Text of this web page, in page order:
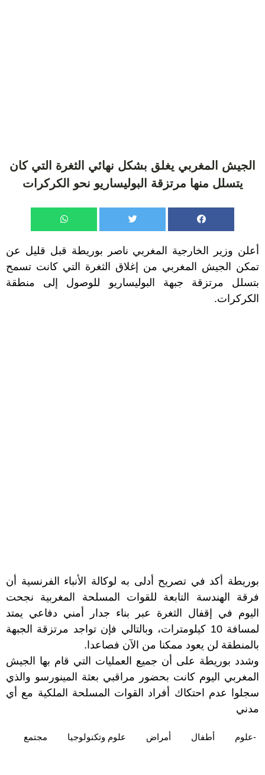
الجيش المغربي يغلق بشكل نهائي الثغرة التي كان
يتسلل منها مرتزقة البوليساريو نحو الكركرات
أعلن وزير الخارجية المغربي ناصر بوريطة قبل قليل عن
تمكن الجيش المغربي من إغلاق الثغرة التي كانت تسمح
بتسلل مرتزقة جبهة البوليساريو للوصول إلى منطقة
الكركرات.
بوريطة أكد في تصريح أدلى به لوكالة الأنباء الفرنسية أن
فرقة الهندسة التابعة للقوات المسلحة المغربية نجحت
اليوم في إقفال الثغرة عبر بناء جدار أمني دفاعي يمتد
لمسافة 10 كيلومترات، وبالتالي فإن تواجد مرتزقة الجبهة
بالمنطقة لن يعود ممكنا من الآن فصاعدا.
وشدد بوريطة على أن جميع العمليات التي قام بها الجيش
المغربي اليوم كانت بحضور مراقبي بعثة المينورسو والذي
سجلوا عدم احتكاك أفراد القوات المسلحة الملكية مع أي
مدني
-علوم أطفال أمراض علوم وتكنولوجيا مجتمع